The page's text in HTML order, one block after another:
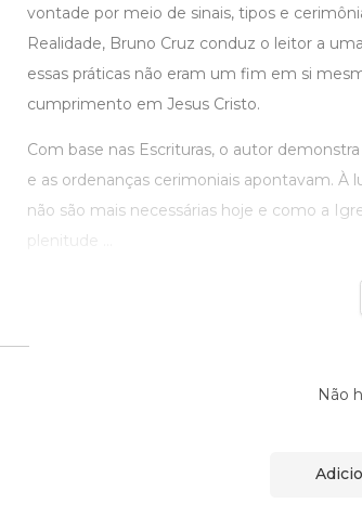
vontade por meio de sinais, tipos e
Realidade, Bruno Cruz conduz o leitor a
essas práticas não eram um fim em si
cumprimento em Jesus Cristo.
Com base nas Escrituras, o autor
e as ordenanças cerimoniais apontavam. À
não são mais necessárias hoje e como a
plenitude ...
Não